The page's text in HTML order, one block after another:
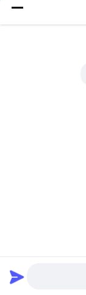
السكر الجرار
حفر النفط